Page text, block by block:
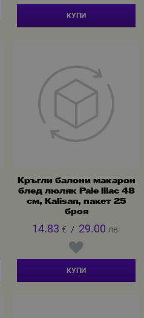
КУПИ
Кръгли балони макарон
блед люляк Pale lilac 48
см, Kalisan, пакет 25
броя
14.83 € / 29.00 лв.
КУПИ